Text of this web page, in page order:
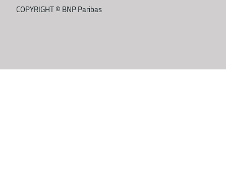
COPYRIGHT © BNP Paribas